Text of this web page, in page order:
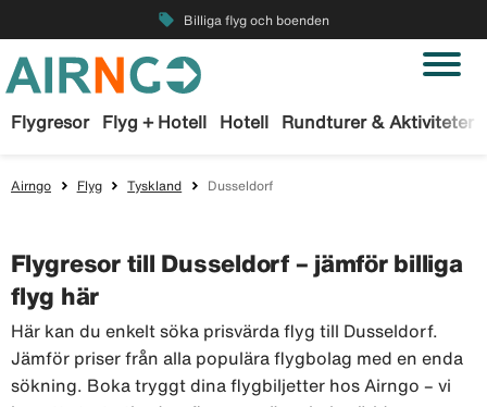
local_offer Billiga flyg och boenden
Flygresor Flyg + Hotell Hotell Rundturer & Aktiviteter
Airngo Flyg Tyskland Dusseldorf
Flygresor till Dusseldorf – jämför billiga
flyg här
Här kan du enkelt söka prisvärda flyg till Dusseldorf.
Jämför priser från alla populära flygbolag med en enda
sökning. Boka tryggt dina flygbiljetter hos Airngo – vi